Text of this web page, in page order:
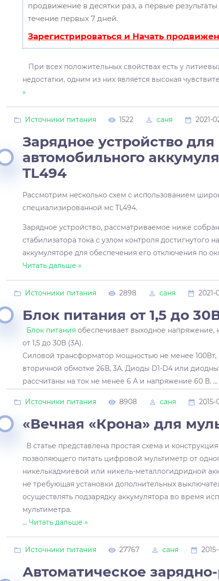
продвижение в десятки раз, а первые
течение первых 7 дней.
Зарегистрироваться и Начать
При всех положительных свойствах есть у
недостатки, одним из них является высокая
»
Источники питания 1522 саня 2021-
Зарядное устройство для
автомобильного
TL494
Рассмотрим несколько схем с использованием
специализированной мс TL494.
Зарядное устройство, рассматриваемое ниже
стабилизатора тока с узлом контроля достигнутого
аккумуляторе для обеспечения его отключения по
Читать дальше »
Источники питания 2898 саня 2021-
Блок питания от 1,5 до
Блок питания обеспечивает выходное напряжение,
от 1,5 до 30В (3А).
Силовой трансформатор мощностью не менее
вторичной обмотке 26В, 3А. Диоды D1-D4 или
рассчитаны на ток не менее 6 А и напряжение 60 В.
Источники питания 8908 саня 2015-
«Вечная «Крона» для
В статье представлена простая схема и
позволяющего питать цифровой мультиметр от
никелькадмиевой или никель-металлогидридной
не требующая установки дополнительных
осуществлять подзарядку аккумулятора во время
мультиметра.
...Читать дальше »
Источники питания 27767 саня
Автоматическое